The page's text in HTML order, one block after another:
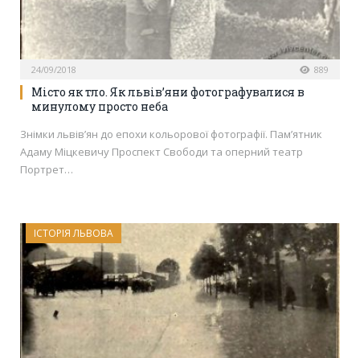
24/09/2018 889
Місто як тло. Як львів’яни фотографувалися в
минулому просто неба
Знімки львів’ян до епохи кольорової фотографії. Пам’ятник
Адаму Міцкевичу Проспект Свободи та оперний театр
Портрет…
ІСТОРІЯ ЛЬВОВА